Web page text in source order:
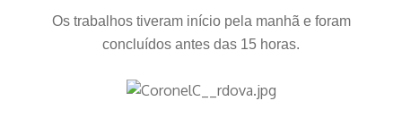
Os trabalhos tiveram início pela manhã e foram
concluídos antes das 15 horas.